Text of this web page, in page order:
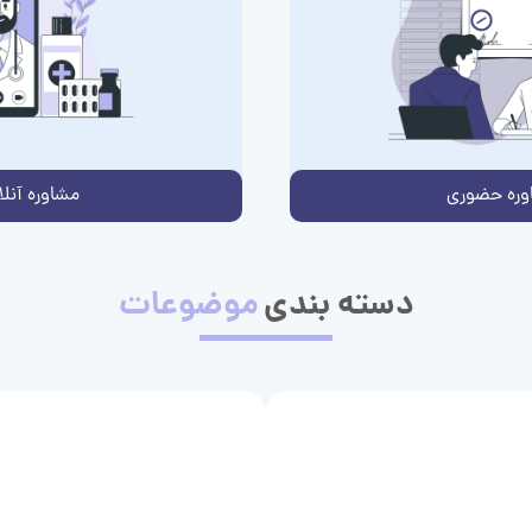
حضوری مشاوره
دسته بندیموضوعات